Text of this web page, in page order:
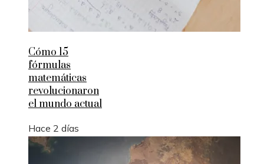
Cómo 15
fórmulas
matemáticas
revolucionaron
el mundo actual
Hace 2 días